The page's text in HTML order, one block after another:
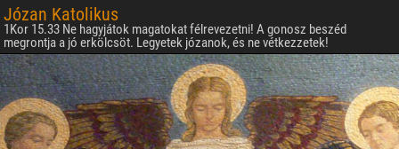
Józan Katolikus
1Kor 15.33 Ne hagyjátok magatokat félrevezetni! A gonosz beszéd
megrontja a jó erkölcsöt. Legyetek józanok, és ne vétkezzetek!